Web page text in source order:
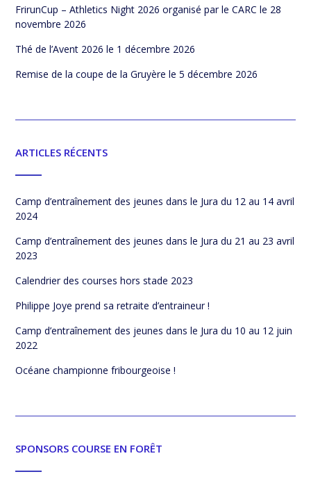
FrirunCup – Athletics Night 2026 organisé par le CARC le 28
novembre 2026
Thé de l’Avent 2026 le 1 décembre 2026
Remise de la coupe de la Gruyère le 5 décembre 2026
ARTICLES RÉCENTS
Camp d’entraînement des jeunes dans le Jura du 12 au 14 avril
2024
Camp d’entraînement des jeunes dans le Jura du 21 au 23 avril
2023
Calendrier des courses hors stade 2023
Philippe Joye prend sa retraite d’entraineur !
Camp d’entraînement des jeunes dans le Jura du 10 au 12 juin
2022
Océane championne fribourgeoise !
SPONSORS COURSE EN FORÊT